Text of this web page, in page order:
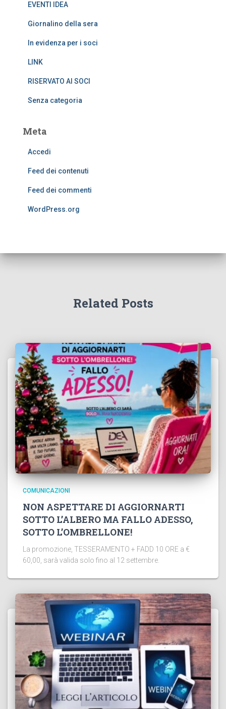
EVENTI IDEA
Giornalino della sera
In evidenza per i soci
LINK
RISERVATO AI SOCI
Senza categoria
Meta
Accedi
Feed dei contenuti
Feed dei commenti
WordPress.org
Related Posts
COMUNICAZIONI
NON ASPETTARE DI AGGIORNARTI
SOTTO L’ALBERO MA FALLO ADESSO,
SOTTO L’OMBRELLONE!
La promozione, TESSERAMENTO + FADD 10 ORE a €
60,00, sarà valida solo fino al 12 settembre.